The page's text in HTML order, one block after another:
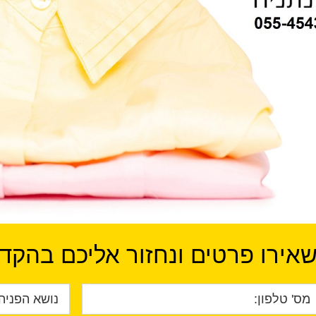
פרטים ונחזור אליכם